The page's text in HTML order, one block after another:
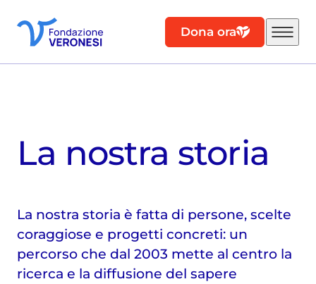
Dona ora
La nostra storia
La nostra storia è fatta di persone, scelte
coraggiose e progetti concreti: un
percorso che dal 2003 mette al centro la
ricerca e la diffusione del sapere